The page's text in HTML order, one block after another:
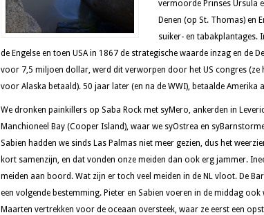
vermoorde Prinses Ursula
Denen (op St. Thomas) en
suiker- en tabakplantages.
de Engelse en toen USA in 1867 de strategische waarde inzag en de
voor 7,5 miljoen dollar, werd dit verworpen door het US congres (ze
voor Alaska betaald). 50 jaar later (en na de WWI), betaalde
We dronken painkillers op Saba Rock met syMero, ankerden in
Manchioneel Bay (Cooper Island), waar we syOstrea en
Sabien hadden we sinds Las Palmas niet meer gezien, dus het
kort samenzijn, en dat vonden onze meiden dan ook erg jammer.
meiden aan boord. Wat zijn er toch veel meiden in de NL vloot. De
een volgende bestemming. Pieter en Sabien voeren in de middag ook
Maarten vertrekken voor de oceaan oversteek, waar ze eerst een